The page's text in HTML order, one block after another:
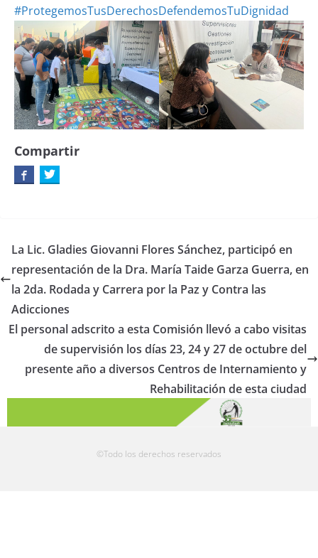
#ProtegemosTusDerechosDefendemosTuDignidad
Compartir
La Lic. Gladies Giovanni Flores Sánchez, participó en
representación de la Dra. María Taide Garza Guerra, en
la 2da. Rodada y Carrera por la Paz y Contra las
Adicciones
El personal adscrito a esta Comisión llevó a cabo visitas
de supervisión los días 23, 24 y 27 de octubre del
presente año a diversos Centros de Internamiento y
Rehabilitación de esta ciudad
©Todo los derechos reservados